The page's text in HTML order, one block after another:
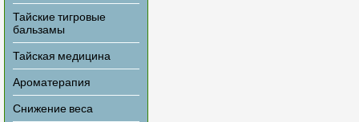
Тайские тигровые
бальзамы
Тайская медицина
Ароматерапия
Снижение веса